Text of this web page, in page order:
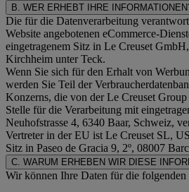
B. WER ERHEBT IHRE
Die für die Datenverarbeitung
Website angebotenen eCommerce-
eingetragenem Sitz in Le Creuset
Kirchheim unter Teck.
Wenn Sie sich für den Erhalt von
werden Sie Teil der
Konzerns, die von der Le Creuset
Stelle für die Verarbeitung mit
Neuhofstrasse 4, 6340 Baar, Schweiz,
Vertreter in der EU ist Le Creuset SL,
Sitz in Paseo de Gracia 9, 2º, 08007
C. WARUM ERHEBEN WIR DIESE
Wir können Ihre Daten für die